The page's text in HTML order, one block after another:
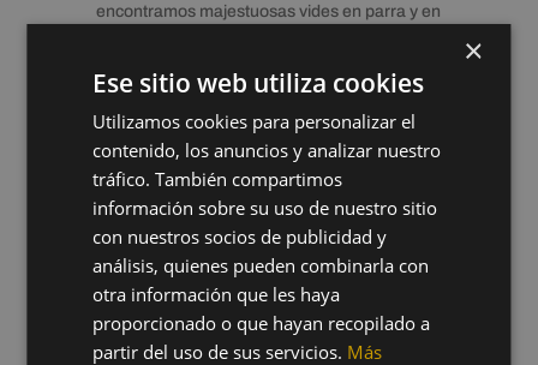
encontramos majestuosas vides en parra y en
sostenible con el sello SWfCP.
×
Ese sitio web utiliza cookies
Utilizamos cookies para personalizar el
contenido, los anuncios y analizar nuestro
tráfico. También compartimos
información sobre su uso de nuestro sitio
con nuestros socios de publicidad y
análisis, quienes pueden combinarla con
otra información que les haya
proporcionado o que hayan recopilado a
partir del uso de sus servicios. Más